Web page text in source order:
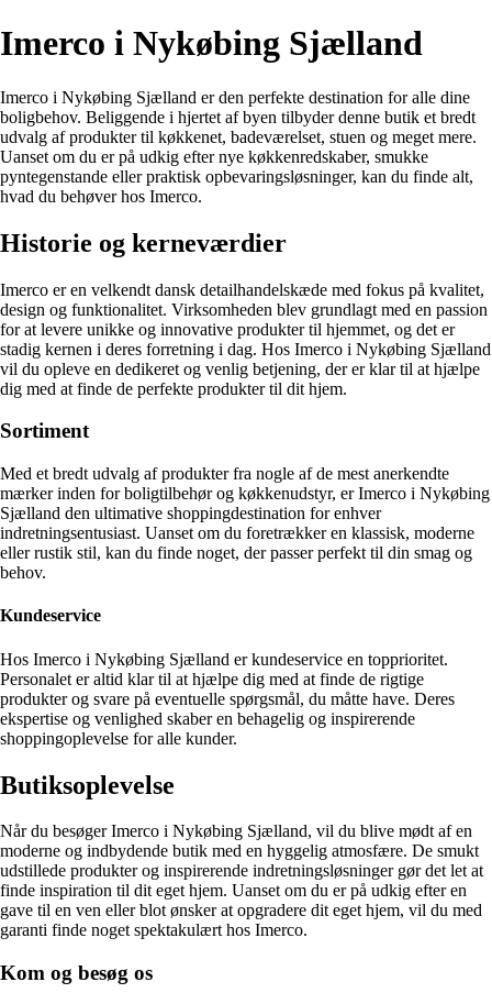
Imerco i Nykøbing Sjælland
Imerco i Nykøbing Sjælland er den perfekte destination for alle dine
boligbehov. Beliggende i hjertet af byen tilbyder denne butik et bredt
udvalg af produkter til køkkenet, badeværelset, stuen og meget mere.
Uanset om du er på udkig efter nye køkkenredskaber, smukke
pyntegenstande eller praktisk opbevaringsløsninger, kan du finde alt,
hvad du behøver hos Imerco.
Historie og kerneværdier
Imerco er en velkendt dansk detailhandelskæde med fokus på kvalitet,
design og funktionalitet. Virksomheden blev grundlagt med en passion
for at levere unikke og innovative produkter til hjemmet, og det er
stadig kernen i deres forretning i dag. Hos Imerco i Nykøbing Sjælland
vil du opleve en dedikeret og venlig betjening, der er klar til at hjælpe
dig med at finde de perfekte produkter til dit hjem.
Sortiment
Med et bredt udvalg af produkter fra nogle af de mest anerkendte
mærker inden for boligtilbehør og køkkenudstyr, er Imerco i Nykøbing
Sjælland den ultimative shoppingdestination for enhver
indretningsentusiast. Uanset om du foretrækker en klassisk, moderne
eller rustik stil, kan du finde noget, der passer perfekt til din smag og
behov.
Kundeservice
Hos Imerco i Nykøbing Sjælland er kundeservice en topprioritet.
Personalet er altid klar til at hjælpe dig med at finde de rigtige
produkter og svare på eventuelle spørgsmål, du måtte have. Deres
ekspertise og venlighed skaber en behagelig og inspirerende
shoppingoplevelse for alle kunder.
Butiksoplevelse
Når du besøger Imerco i Nykøbing Sjælland, vil du blive mødt af en
moderne og indbydende butik med en hyggelig atmosfære. De smukt
udstillede produkter og inspirerende indretningsløsninger gør det let at
finde inspiration til dit eget hjem. Uanset om du er på udkig efter en
gave til en ven eller blot ønsker at opgradere dit eget hjem, vil du med
garanti finde noget spektakulært hos Imerco.
Kom og besøg os